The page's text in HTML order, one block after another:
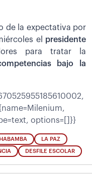
de la expectativa por
el presidente
para tratar la
bajo la
options=[]}}
LA PAZ
DESFILE ESCOLAR